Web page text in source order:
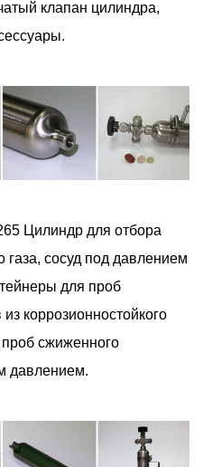
клапан цилиндра,
Цилиндр для отбора
сосуд под давлением
для проб
коррозионностойкого
проб сжиженного
давлением.